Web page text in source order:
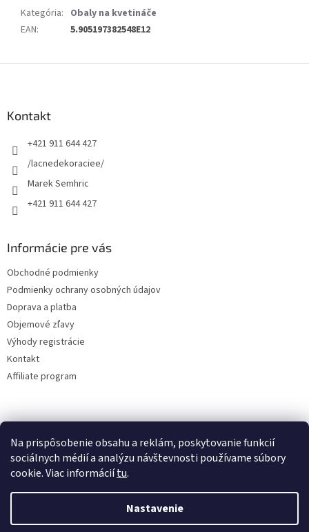
Na prispôsobenie obsahu a reklám, poskytovanie funkcií
sociálnych médií a analýzu návštevnosti používame súbory
cookie. Viac informáciítu.
Nastavenie
Kategória: Obaly na kvetináče
EAN: 5.905197382548E12
Kontakt
+421 911 644 427
/lacnedekoraciee/
Marek Semhric
+421 911 644 427
Informácie pre vás
Obchodné podmienky
Podmienky ochrany osobných údajov
Doprava a platba
Objemové zľavy
Výhody registrácie
Kontakt
Affiliate program